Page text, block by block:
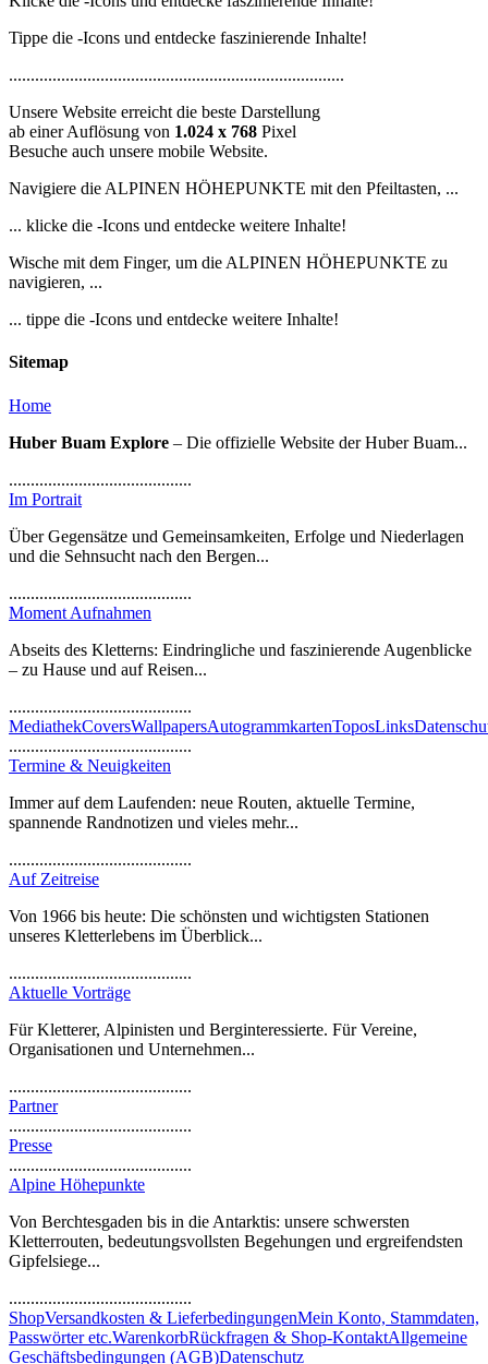
Tippe die -Icons und entdecke faszinierende Inhalte!
.............................................................................
Unsere Website erreicht die beste Darstellung
ab einer Auflösung von 1.024 x 768 Pixel
Besuche auch unsere mobile Website.
Navigiere die ALPINEN HÖHEPUNKTE mit den Pfeiltasten, ...
... klicke die -Icons und entdecke weitere Inhalte!
Wische mit dem Finger, um die ALPINEN HÖHEPUNKTE zu
navigieren, ...
... tippe die -Icons und entdecke weitere Inhalte!
Sitemap
Home
Huber Buam Explore – Die offizielle Website der Huber Buam...
..........................................
Im Portrait
Über Gegensätze und Gemeinsamkeiten, Erfolge und Niederlagen
und die Sehnsucht nach den Bergen...
..........................................
Moment Aufnahmen
Abseits des Kletterns: Eindringliche und faszinierende Augenblicke
– zu Hause und auf Reisen...
..........................................
MediathekCoversWallpapersAutogrammkartenToposLinks
..........................................
Termine & Neuigkeiten
Immer auf dem Laufenden: neue Routen, aktuelle Termine,
spannende Randnotizen und vieles mehr...
..........................................
Auf Zeitreise
Von 1966 bis heute: Die schönsten und wichtigsten Stationen
unseres Kletterlebens im Überblick...
..........................................
Aktuelle Vorträge
Für Kletterer, Alpinisten und Berginteressierte. Für Vereine,
Organisationen und Unternehmen...
..........................................
Partner
..........................................
Presse
..........................................
Alpine Höhepunkte
Von Berchtesgaden bis in die Antarktis: unsere schwersten
Kletterrouten, bedeutungsvollsten Begehungen und ergreifendsten
Gipfelsiege...
..........................................
ShopVersandkosten & LieferbedingungenMein Konto, Stammdaten,
Passwörter etc.WarenkorbRückfragen & Shop-KontaktAllgemeine
Geschäftsbedingungen (AGB)Datenschutz